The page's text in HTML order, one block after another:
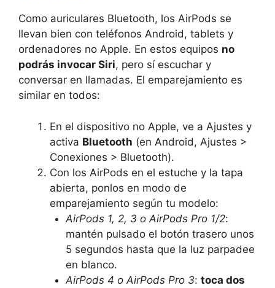
Como auriculares Bluetooth, los AirPods se
llevan bien con teléfonos Android, tablets y
ordenadores no Apple. En estos equipos no
podrás invocar Siri, pero sí escuchar y
conversar en llamadas. El emparejamiento es
similar en todos:
En el dispositivo no Apple, ve a Ajustes y
activa Bluetooth (en Android, Ajustes >
Conexiones > Bluetooth).
Con los AirPods en el estuche y la tapa
abierta, ponlos en modo de
emparejamiento según tu modelo:
AirPods 1, 2, 3 o AirPods Pro 1/2:
mantén pulsado el botón trasero unos
5 segundos hasta que la luz parpadee
en blanco.
AirPods 4 o AirPods Pro 3: toca dos